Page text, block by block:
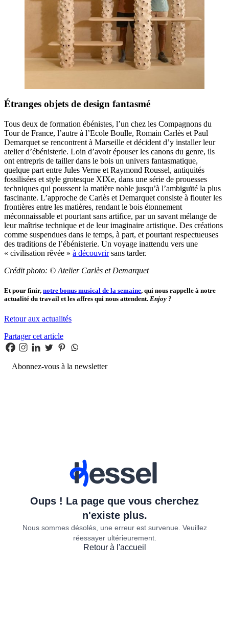
Étranges objets de design fantasmé
Tous deux de formation ébénistes, l’un chez les Compagnons du
Tour de France, l’autre à l’Ecole Boulle, Romain Carlès et Paul
Demarquet se rencontrent à Marseille et décident d’y installer leur
atelier d’ébénisterie. Loin d’avoir épouser les canons du genre, ils
ont entrepris de tailler dans le bois un univers fantasmatique,
quelque part entre Jules Verne et Raymond Roussel, antiquités
fossilisées et style grotesque XIXe, dans une série de prouesses
techniques qui poussent la matière noble jusqu’à l’ambiguïté la plus
fascinante. L’approche de Carlès et Demarquet consiste à flouter les
frontières entre les matières, rendant le bois étonnement
méconnaissable et pourtant sans artifice, par un savant mélange de
leur maîtrise technique et de leur imaginaire artistique. Des créations
comme suspendues dans le temps, à part, et pourtant respectueuses
des traditions de l’ébénisterie. Un voyage inattendu vers une
« civilisation rêvée » à découvrirsans tarder.
Crédit photo: © Atelier Carlès et Demarquet
Et pour finir, notre bonus musical de la semaine, qui nous rappelle à notre
actualité du travail et les affres qui nous attendent. Enjoy ?
Retour aux actualités
Partager cet article
Abonnez-vous à la newsletter